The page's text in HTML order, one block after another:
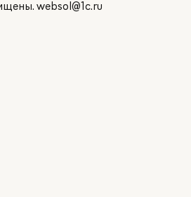
websol@1c.ru